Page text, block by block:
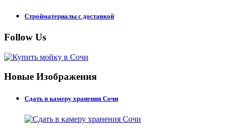
Стройматериалы с доставкой
Follow Us
Новые Изображения
Сдать в камеру хранения Сочи